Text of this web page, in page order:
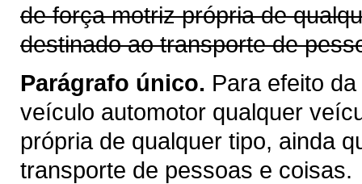
de força motriz própria de
destinado ao transporte de
Parágrafo único. Para efeito
veículo automotor qualquer
própria de qualquer tipo, ainda
transporte de pessoas e coisas.